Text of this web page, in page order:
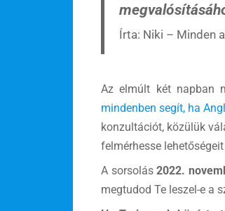
Írta: Niki – Minden
Az elmúlt két napban
mindenben segít, ha
konzultációt, közülük
felmérhesse
A sorsolás2022.
megtudod Te leszel-e a